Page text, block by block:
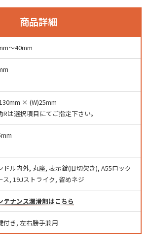
商品詳細
〜40mm
× (W)25mm
は選択項目にてご指定下さい。
ドル内外, 丸座, 表示錠(旧切欠き), A55ロック
ス, 19Jストライク, 留めネジ
テナンス潤滑剤はこちら
付き, 左右勝手兼用